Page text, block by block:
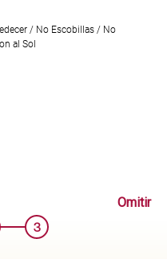
/ No Escobillas / No
al Sol